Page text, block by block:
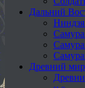
Дальний
Древний мир